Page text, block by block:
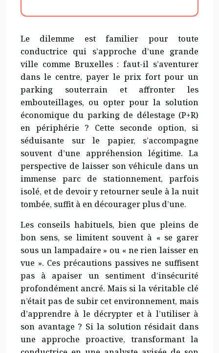
Le dilemme est familier pour toute
conductrice qui s’approche d’une grande
ville comme Bruxelles : faut-il s’aventurer
dans le centre, payer le prix fort pour un
parking souterrain et affronter les
embouteillages, ou opter pour la solution
économique du parking de délestage (P+R)
en périphérie ? Cette seconde option, si
séduisante sur le papier, s’accompagne
souvent d’une appréhension légitime. La
perspective de laisser son véhicule dans un
immense parc de stationnement, parfois
isolé, et de devoir y retourner seule à la nuit
tombée, suffit à en décourager plus d’une.
Les conseils habituels, bien que pleins de
bon sens, se limitent souvent à « se garer
sous un lampadaire » ou « ne rien laisser en
vue ». Ces précautions passives ne suffisent
pas à apaiser un sentiment d’insécurité
profondément ancré. Mais si la véritable clé
n’était pas de subir cet environnement, mais
d’apprendre à le décrypter et à l’utiliser à
son avantage ? Si la solution résidait dans
une approche proactive, transformant la